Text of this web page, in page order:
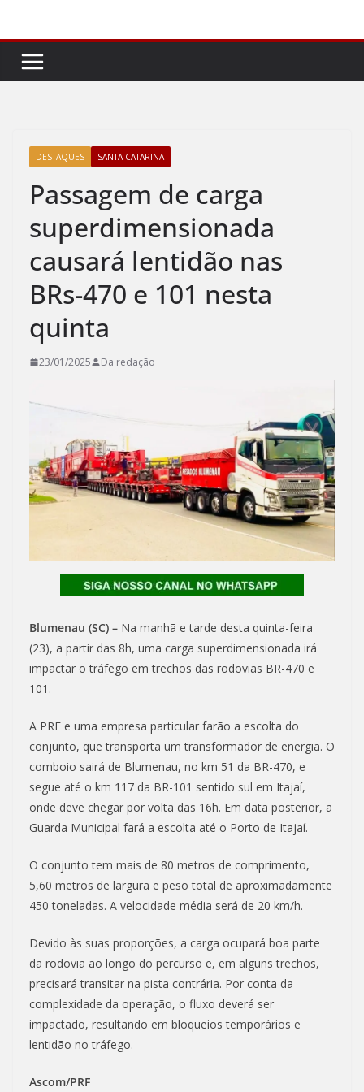
conteúdo
DESTAQUES SANTA CATARINA
Passagem de carga
superdimensionada
causará lentidão nas
BRs-470 e 101 nesta
quinta
23/01/2025 Da redação
Blumenau (SC) – Na manhã e tarde desta quinta-feira
(23), a partir das 8h, uma carga superdimensionada irá
impactar o tráfego em trechos das rodovias BR-470 e
101.
A PRF e uma empresa particular farão a escolta do
conjunto, que transporta um transformador de energia. O
comboio sairá de Blumenau, no km 51 da BR-470, e
segue até o km 117 da BR-101 sentido sul em Itajaí,
onde deve chegar por volta das 16h. Em data posterior, a
Guarda Municipal fará a escolta até o Porto de Itajaí.
O conjunto tem mais de 80 metros de comprimento,
5,60 metros de largura e peso total de aproximadamente
450 toneladas. A velocidade média será de 20 km/h.
Devido às suas proporções, a carga ocupará boa parte
da rodovia ao longo do percurso e, em alguns trechos,
precisará transitar na pista contrária. Por conta da
complexidade da operação, o fluxo deverá ser
impactado, resultando em bloqueios temporários e
lentidão no tráfego.
Ascom/PRF